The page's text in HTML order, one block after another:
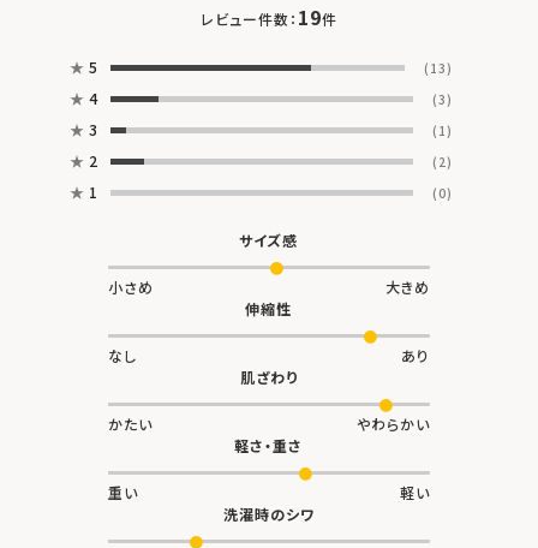
レビュー件数： 19件
★ 5 (13)
★ 4 (3)
★ 3 (1)
★ 2 (2)
★ 1 (0)
サイズ感
小さめ
大きめ
伸縮性
なし
あり
肌ざわり
かたい
やわらかい
軽さ・重さ
重い
軽い
洗濯時のシワ